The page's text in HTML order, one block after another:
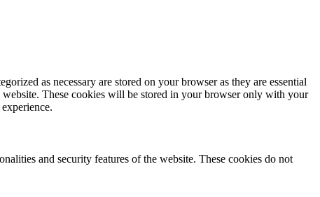
as necessary are stored on your browser as they are essential
These cookies will be stored in your browser only with your
and security features of the website. These cookies do not